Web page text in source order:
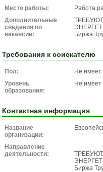
Место работы:
Работа
Дополнительные
сведения по
вакансии:
Биржа
Требования к соискателю
Пол:
Не имеет
Уровень
образования:
Не имеет
Контактная информация
Название
организации:
Направление
деятельности:
Биржа